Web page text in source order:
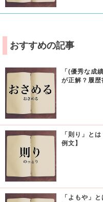
おすすめの記事
「(優秀な成
が正解？履
「則り」と
例文】
「よもや」